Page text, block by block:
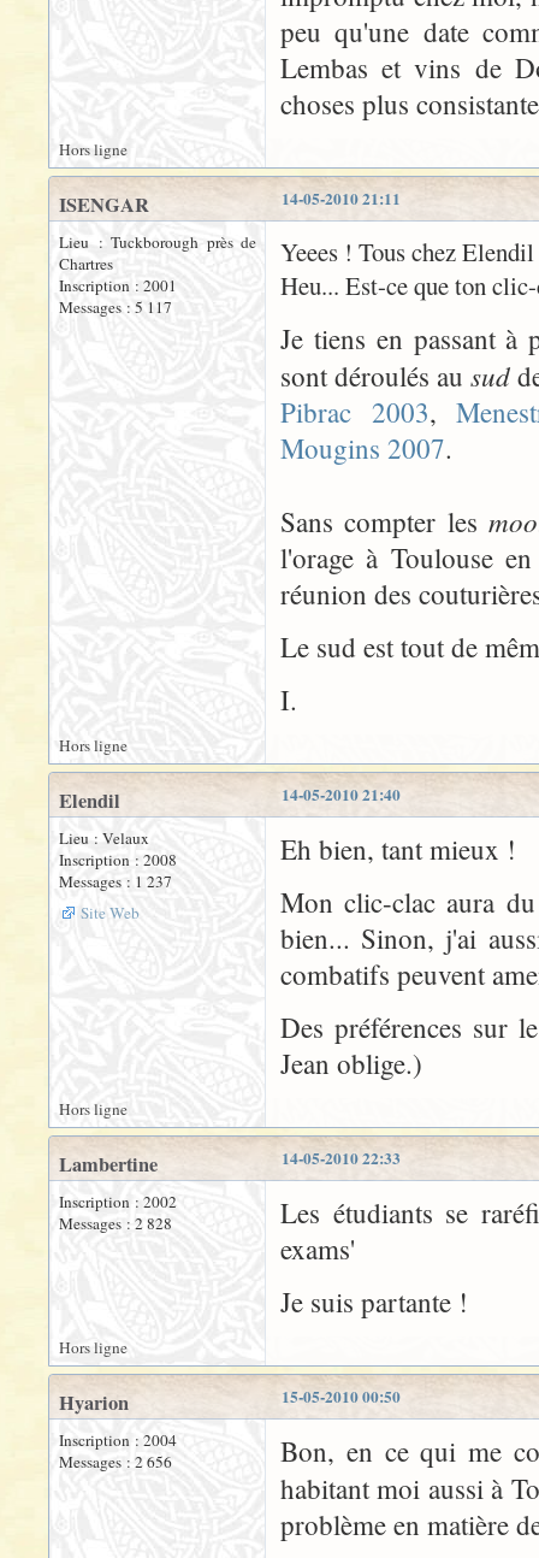
peu qu'une date
Lembas et vins de
choses plus
Hors ligne
14-05-2010 21:11
ISENGAR
Lieu : Tuckborough près de
Chartres
Inscription : 2001
Messages : 5 117
Yeees ! Tous chez
Heu... Est-ce que ton
Je tiens en passant
sont déroulés au sud
Pibrac 2003,
Mougins 2007.
Sans compter les
l'orage à Toulouse
réunion des
Le sud est tout de
I.
Hors ligne
14-05-2010 21:40
Elendil
Lieu : Velaux
Inscription : 2008
Messages : 1 237
Site Web
Eh bien, tant mieux !
Mon clic-clac aura
bien... Sinon, j'ai
combatifs peuvent
Des préférences sur
Jean oblige.)
Hors ligne
14-05-2010 22:33
Lambertine
Inscription : 2002
Messages : 2 828
Les étudiants se
exams'
Je suis partante !
Hors ligne
15-05-2010 00:50
Hyarion
Inscription : 2004
Messages : 2 656
Bon, en ce qui me
habitant moi aussi à
problème en matière